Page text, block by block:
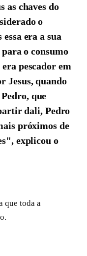
as chaves do
o
era a sua
o consumo
pescador em
Jesus, quando
que
dali, Pedro
próximos de
explicou o
que toda a